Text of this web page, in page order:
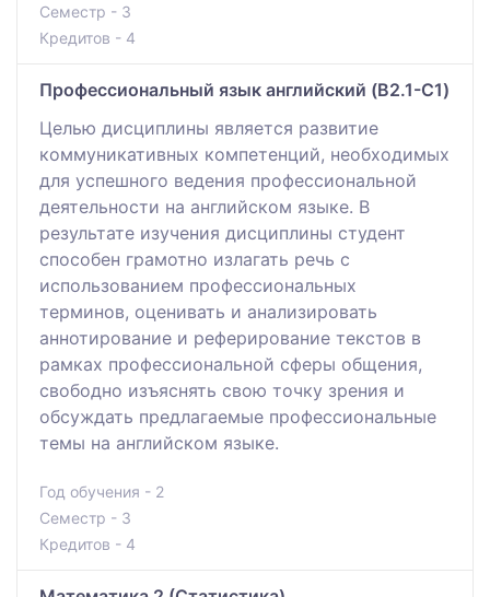
Семестр - 3
Кредитов - 4
Профессиональный язык английский (B2.1-C1)
Целью дисциплины является развитие
коммуникативных компетенций, необходимых
для успешного ведения профессиональной
деятельности на английском языке. В
результате изучения дисциплины студент
способен грамотно излагать речь с
использованием профессиональных
терминов, оценивать и анализировать
аннотирование и реферирование текстов в
рамках профессиональной сферы общения,
свободно изъяснять свою точку зрения и
обсуждать предлагаемые профессиональные
темы на английском языке.
Год обучения - 2
Семестр - 3
Кредитов - 4